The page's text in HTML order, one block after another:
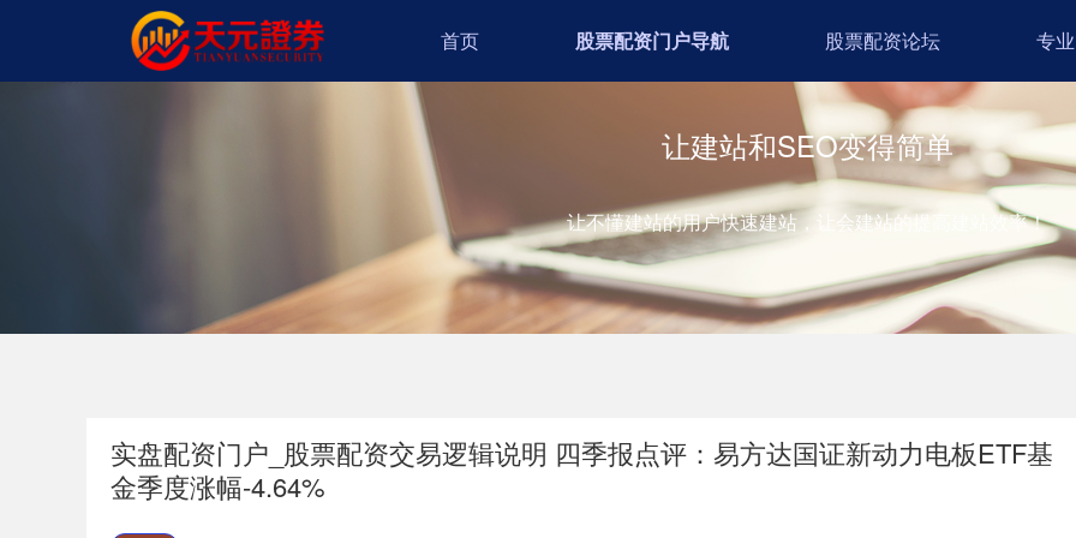
首页 股票配资门户导航 股票配资论坛 专
让建站和SEO变得简单
让不懂建站的用户快速建站，让会建站的提高建站效率！
实盘配资门户_股票配资交易逻辑说明 四季报点评：易方达国证新动力电板ETF基
金季度涨幅-4.64%